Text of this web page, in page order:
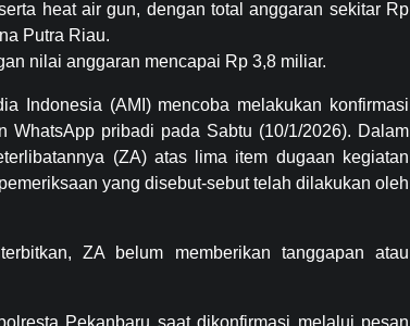
heat air gun, dengan total anggaran sekitar Rp
Putra Riau.
nilai anggaran mencapai Rp 3,8 miliar.
Indonesia (AMI) mencoba melakukan konfirmasi
WhatsApp pribadi pada Sabtu (10/1/2026). Dalam
(ZA) atas lima item dugaan kegiatan
yang disebut-sebut telah dilakukan oleh
ZA belum memberikan tanggapan atau
Pekanbaru saat dikonfirmasi melalui pesan